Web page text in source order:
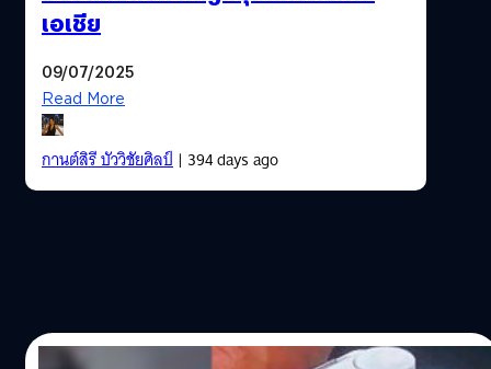
เอเชีย
09/07/2025
Read More
กานต์สิรี บัววิชัยศิลป์| 394 days ago
08/03/2025